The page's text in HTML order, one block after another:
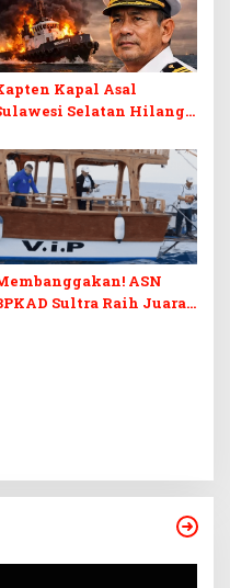
Kapal Asal
Selatan Hilang
ASN
Sultra Raih Juara